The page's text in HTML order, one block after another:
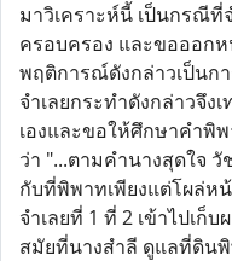
มาวิเคราะห์นี้ เป็นกรณีที่
ครอบครอง และขอออก
พฤติการณ์ดังกล่าวเป็นก
จำเลยกระทำดังกล่าวจึง
เองและขอให้ศึกษาคำพิ
ว่า "...ตามคำนางสุดใจ
กับที่พิพาทเพียงแต่โผล่ห
จำเลยที่ 1 ที่ 2 เข้าไปเก็
สมัยที่นางสำลี ดูแลที่ดิน